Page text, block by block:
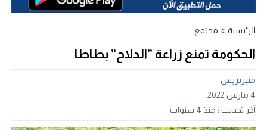
الرئيسية » مجتمع
الحكومة تمنع زراعة ”الدلاح” بطاطا
منبربريس
4 مارس 2022
آخر تحديث : منذ 4 سنوات